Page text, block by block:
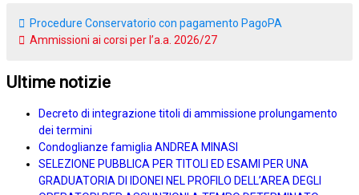
Procedure Conservatorio con pagamento PagoPA
Ammissioni ai corsi per l’a.a. 2026/27
Ultime notizie
Decreto di integrazione titoli di ammissione prolungamento
dei termini
Condoglianze famiglia ANDREA MINASI
SELEZIONE PUBBLICA PER TITOLI ED ESAMI PER UNA
GRADUATORIA DI IDONEI NEL PROFILO DELL’AREA DEGLI